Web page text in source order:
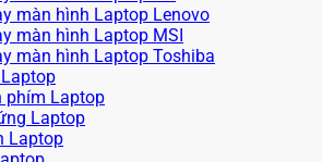
màn hình Laptop Lenovo
màn hình Laptop MSI
màn hình Laptop Toshiba
phím Laptop
Laptop
Laptop